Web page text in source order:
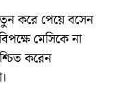
করে পেয়ে বসেন
মেসিকে না
করেন